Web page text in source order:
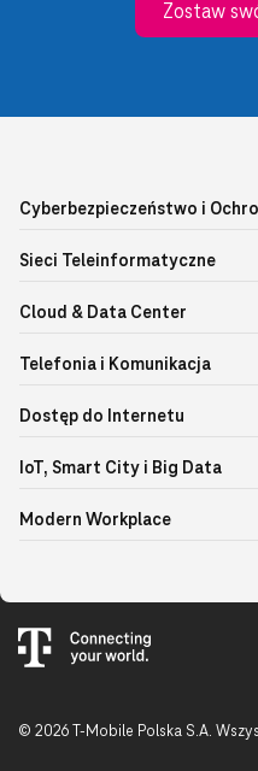
Zostaw
Cyberbezpieczeństwo i
Sieci Teleinformatyczne
Cloud & Data Center
Telefonia i Komunikacja
Dostęp do Internetu
IoT, Smart City i Big Data
Modern Workplace
© 2026 T-Mobile Polska S.A.